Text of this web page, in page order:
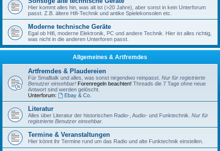
Hier kommt alles hin, was alt ist (>20 Jahre), aber sonst in kein Unterforum
passt. Z.B. ältere Hifi-Technik und antike Spielekonsolen etc.
Moderne technische Geräte
Egal ob Hifi, moderne Elektronik, PC und andere Technik. Hier ist alles richtig,
was nicht in die anderen Unterforen passt.
Allgemeines & Artfremdes
Artfremdes & Plaudereien
Für Smalltalk und alles, was sonst nirgendwo reinpasst. Nur für registrierte
Benutzer einsehbar! Forenregeln beachten! Threads die 7 Tage ohne neue
Antwort sind werden gelöscht.
Unterforum:
Ebay & Co.
Literatur
Alles über Literatur der historischen Radio-, Audio- und Funktechnik. Nur für
registrierte Benutzer einsehbar.
Termine & Veranstaltungen
Hier könnt ihr Termine rund um das Radio und alte Funktechnik einstellen.